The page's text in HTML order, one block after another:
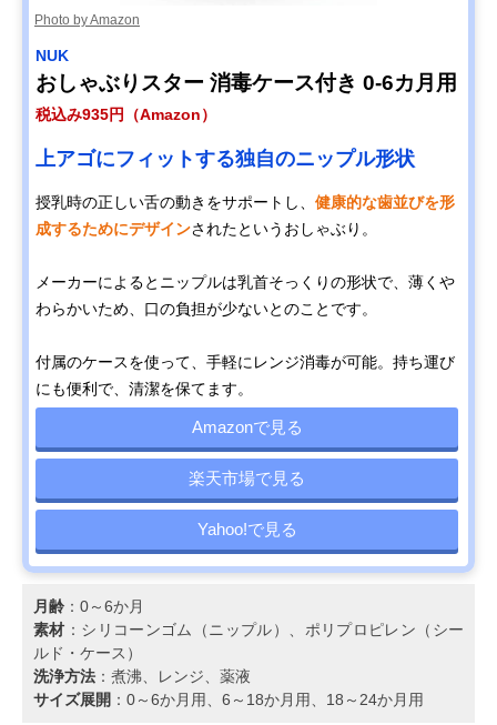
Photo by Amazon
NUK
おしゃぶりスター 消毒ケース付き 0-6カ月用
税込み935円（Amazon）
上アゴにフィットする独自のニップル形状
授乳時の正しい舌の動きをサポートし、 健康的な歯並びを形
成するためにデザインされたというおしゃぶり。
メーカーによるとニップルは乳首そっくりの形状で、薄くや
わらかいため、口の負担が少ないとのことです。
付属のケースを使って、手軽にレンジ消毒が可能。持ち運び
にも便利で、清潔を保てます。
Amazonで見る
楽天市場で見る
Yahoo!で見る
月齢 ：0～6か月
素材 ：シリコーンゴム（ニップル）、ポリプロピレン（シー
ルド・ケース）
洗浄方法 ：煮沸、レンジ、薬液
サイズ展開 ：0～6か月用、6～18か月用、18～24か月用